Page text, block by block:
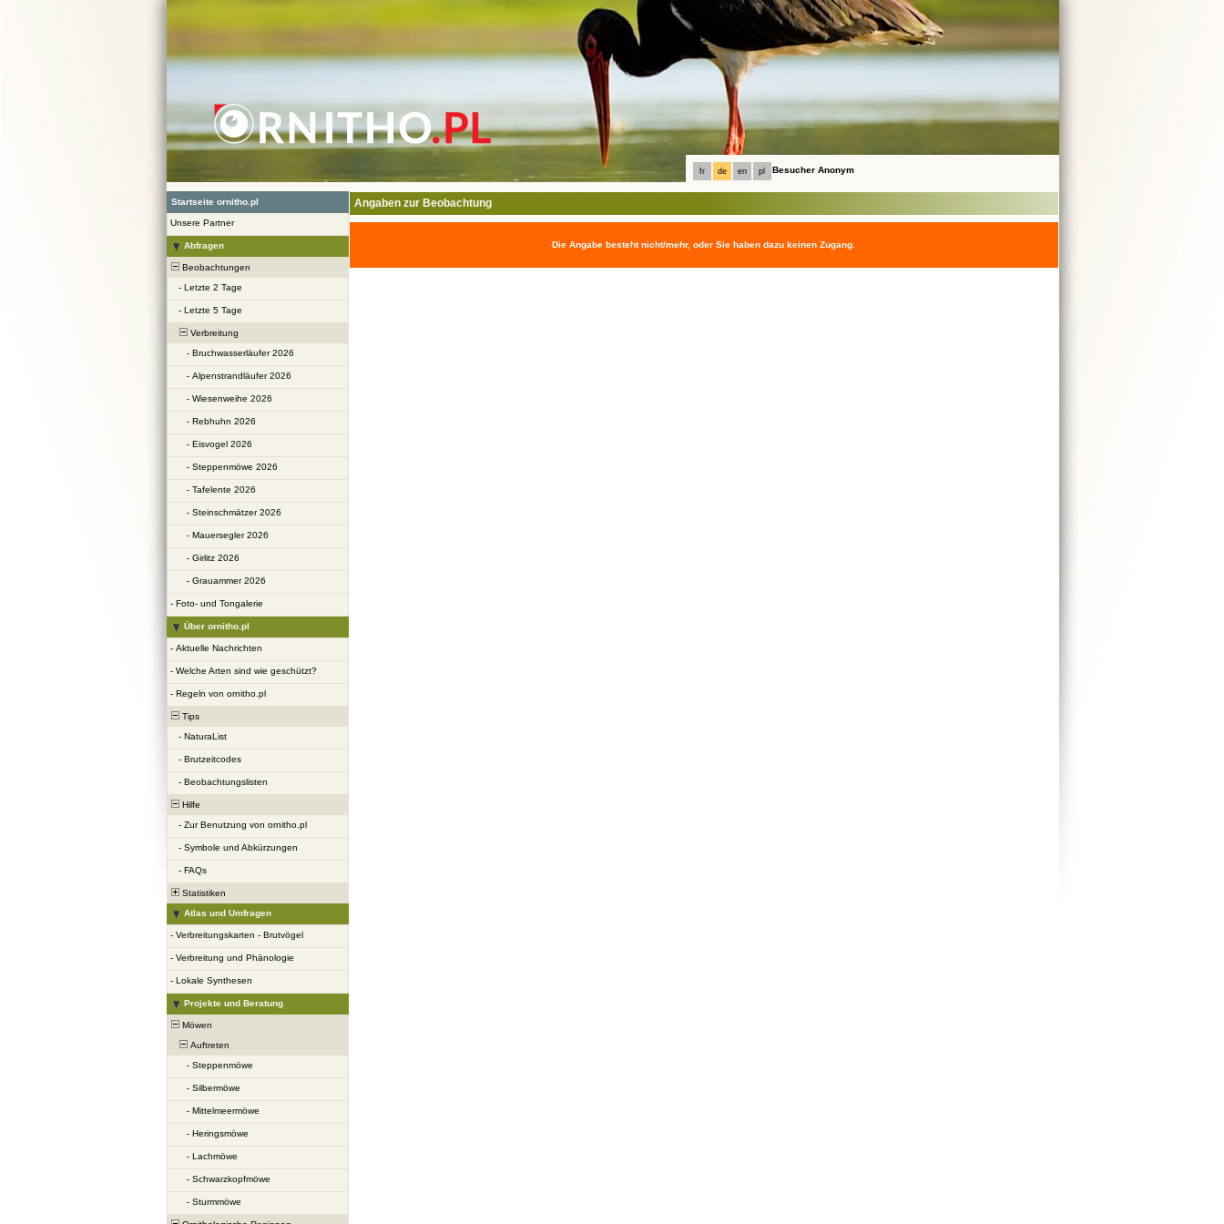
fr de en pl Besucher Anonym
Startseite ornitho.pl
Unsere Partner
Abfragen
Beobachtungen
- Letzte 2 Tage
- Letzte 5 Tage
Verbreitung
- Bruchwasserläufer 2026
- Alpenstrandläufer 2026
- Wiesenweihe 2026
- Rebhuhn 2026
- Eisvogel 2026
- Steppenmöwe 2026
- Tafelente 2026
- Steinschmätzer 2026
- Mauersegler 2026
- Girlitz 2026
- Grauammer 2026
- Foto- und Tongalerie
Über ornitho.pl
- Aktuelle Nachrichten
- Welche Arten sind wie geschützt?
- Regeln von ornitho.pl
Tips
- NaturaList
- Brutzeitcodes
- Beobachtungslisten
Hilfe
- Zur Benutzung von ornitho.pl
- Symbole und Abkürzungen
- FAQs
Statistiken
Atlas und Umfragen
- Verbreitungskarten - Brutvögel
- Verbreitung und Phänologie
- Lokale Synthesen
Projekte und Beratung
Möwen
Auftreten
- Steppenmöwe
- Silbermöwe
- Mittelmeermöwe
- Heringsmöwe
- Lachmöwe
- Schwarzkopfmöwe
- Sturmmöwe
Angaben zur Beobachtung
Die Angabe besteht nicht/mehr, oder Sie haben dazu keinen Zugang.